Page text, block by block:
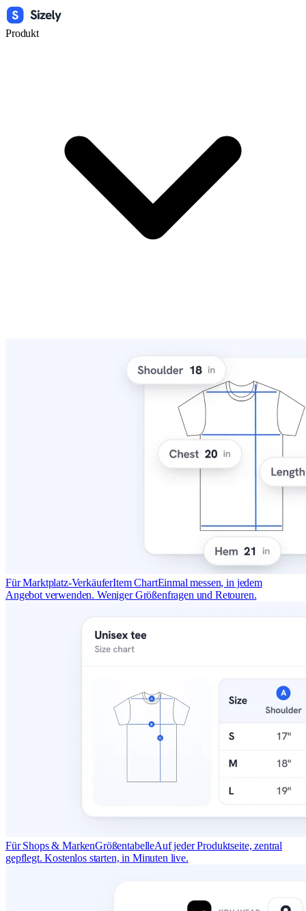
Produkt
Für Marktplatz-VerkäuferItem ChartEinmal messen, in jedem
Angebot verwenden. Weniger Größenfragen und Retouren.
Für Shops & MarkenGrößentabelleAuf jeder Produktseite, zentral
gepflegt. Kostenlos starten, in Minuten live.